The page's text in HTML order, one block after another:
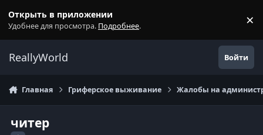
Открыть в приложении
Удобнее для просмотра. Подробнее. ×
ReallyWorld Войти
Главная Гриферское выживание Жалобы на
читер